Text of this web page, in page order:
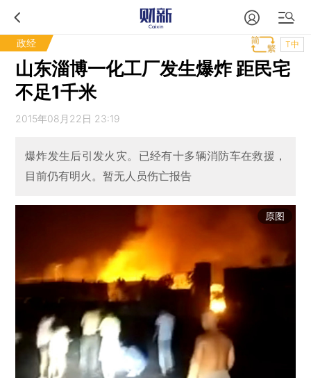
政经 T中
山东淄博一化工厂发生爆炸 距民宅
不足1千米
2015年08月22日 23:19
爆炸发生后引发火灾。已经有十多辆消防车在救援，
目前仍有明火。暂无人员伤亡报告
原图